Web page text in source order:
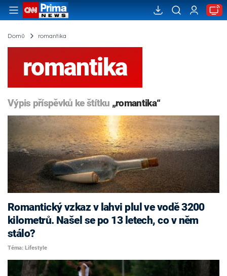
Domů romantika
romantika
Výpis příspěvků ke štítku „romantika“
Romantický vzkaz v lahvi plul ve vodě 3200
kilometrů. Našel se po 13 letech, co v něm
stálo?
Téma: Lifestyle